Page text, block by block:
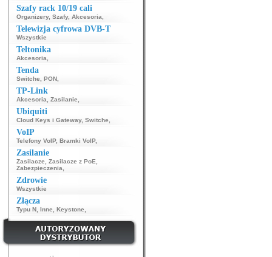
Szafy rack 10/19 cali
Organizery, Szafy, Akcesoria
Telewizja cyfrowa DVB-T
Wszystkie
Teltonika
Akcesoria
Tenda
Switche PON
TP-Link
Akcesoria Zasilanie
Ubiquiti
Cloud Keys i Gateway, Switche
VoIP
Telefony VoIP, Bramki VoIP,
Zasilanie
Zasilacze Zasilacze z PoE
Zabezpieczenia
Zdrowie
Wszystkie
Złącza
Typu N Inne Keystone